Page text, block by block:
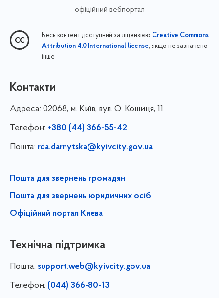
офіційний вебпортал
Весь контент доступний за ліцензією Creative Commons
Attribution 4.0 International license, якщо не зазначено
інше
Контакти
Адреса: 02068, м. Київ, вул. О. Кошиця, 11
Телефон: +380 (44) 366-55-42
Пошта: rda.darnytska@kyivcity.gov.ua
Пошта для звернень громадян
Пошта для звернень юридичних осіб
Офіційний портал Києва
Технічна підтримка
Пошта: support.web@kyivcity.gov.ua
Телефон: (044) 366-80-13